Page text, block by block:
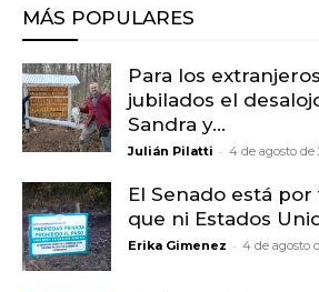
MÁS POPULARES
Para los
jubilados el
Sandra y...
Julián Pilatti - 4 de agosto de
El Senado está
que ni Estados
Erika Gimenez - 4 de agosto